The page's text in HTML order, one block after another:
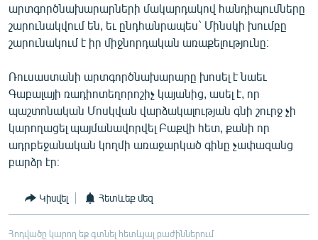
արտգործնախարարների մակարդակով հանդիպումները
շարունակվում են, եւ ընդհանրապես` Մինսկի խումբը
շարունակում է իր միջնորդական առաքելությունը։
Ռուսաստանի արտգործնախարարը խոսել է նաեւ
Գաբալայի ռադիոտեղորոշիչ կայանից, ասել է, որ
պաշտոնական Մոսկվան վարձակալության գնի շուրջ չի
կարողացել պայմանավորվել Բաքվի հետ, քանի որ
ադրբեջանական կողմի առաջարկած գինը չափազանց
բարձր էր։
Կիսվել Հետևեք մեզ
Հոդվածը կարող եք գտնել հետևյալ բաժիններում